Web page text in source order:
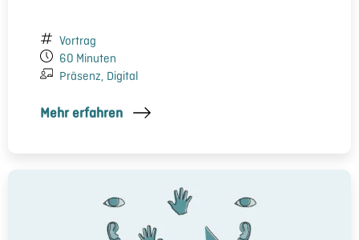
Vortrag
60 Minuten
Präsenz, Digital
Mehr erfahren